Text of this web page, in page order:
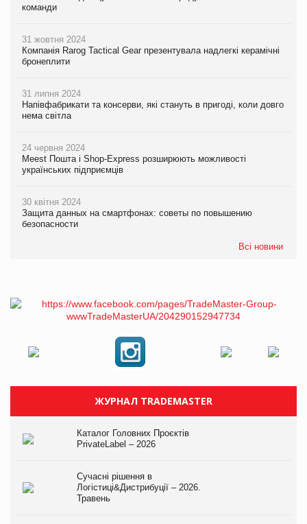
команди
31 жовтня 2024
Компанія Rarog Tactical Gear презентувала надлегкі керамічні
бронеплити
31 липня 2024
Напівфабрикати та консерви, які стануть в пригоді, коли довго
нема світла
24 червня 2024
Meest Пошта і Shop-Express розширюють можливості
українських підприємців
30 квітня 2024
Защита данных на смартфонах: советы по повышению
безопасности
Всі новини
ЖУРНАЛ TRADEMASTER
Каталог Головних Проєктів
PrivateLabel – 2026
Сучасні рішення в
Логістиці&Дистрибуції – 2026.
Травень